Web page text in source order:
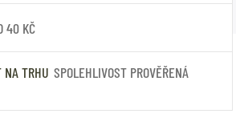
40 KČ
TRHU SPOLEHLIVOST PROVĚŘENÁ